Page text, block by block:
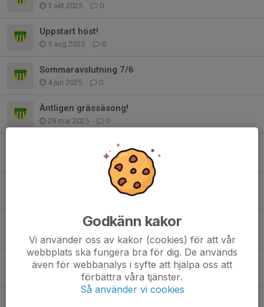
3 okt 2025 0
Uppstart höst!
5 aug 2025 0
Sommaravslutning 7/6
4 jun 2025 0
Äntligen grässäsong!
29 mar 2025 0
Träningen inställd onsdag och lördag v.13
0
Fantastiskt genomförd cup!
Möjlighet att köpa föreningskläder
5 feb 2025
Välkomna till Lilla Beddinge
18 jan 2025 0
Godkänn kakor
Vi använder oss av kakor (cookies) för att vår
webbplats ska fungera bra för dig. De används
även för webbanalys i syfte att hjälpa oss att
förbättra våra tjänster.
Så använder vi cookies